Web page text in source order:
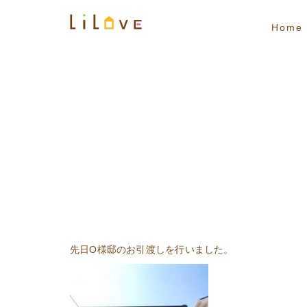
Home
先日O様邸のお引渡しを行いました。